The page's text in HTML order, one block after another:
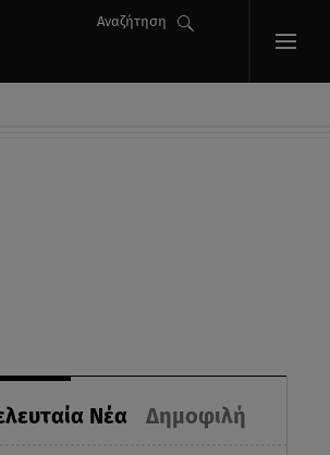
Αναζήτηση
Νέα Δημοφιλή